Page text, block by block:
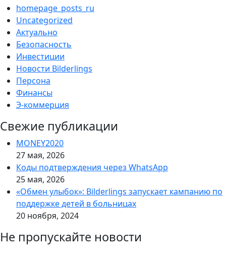
homepage_posts_ru
Uncategorized
Актуально
Безопасность
Инвестиции
Новости Bilderlings
Персона
Финансы
Э-коммерция
Свежие публикации
MONEY2020
27 мая, 2026
Коды подтверждения через WhatsApp
25 мая, 2026
«Обмен улыбок»: Bilderlings запускает кампанию по
поддержке детей в больницах
20 ноября, 2024
Не пропускайте новости